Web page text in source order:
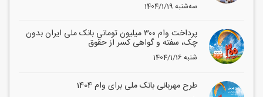
1404/1/19 سه‌شنبه
پرداخت وام ۳۰۰ میلیون تومانی بانک ملی ایران بدون
چک، سفته و گواهی کسر از حقوق
1404/1/16 شنبه
طرح مهربانی بانک ملی برای وام 1404